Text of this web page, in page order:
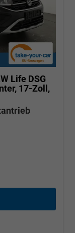
Life DSG
17-Zoll,